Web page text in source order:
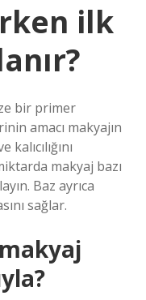
ilk
bir primer
amacı makyajın
makyaj bazı
Baz ayrıca
sağlar.